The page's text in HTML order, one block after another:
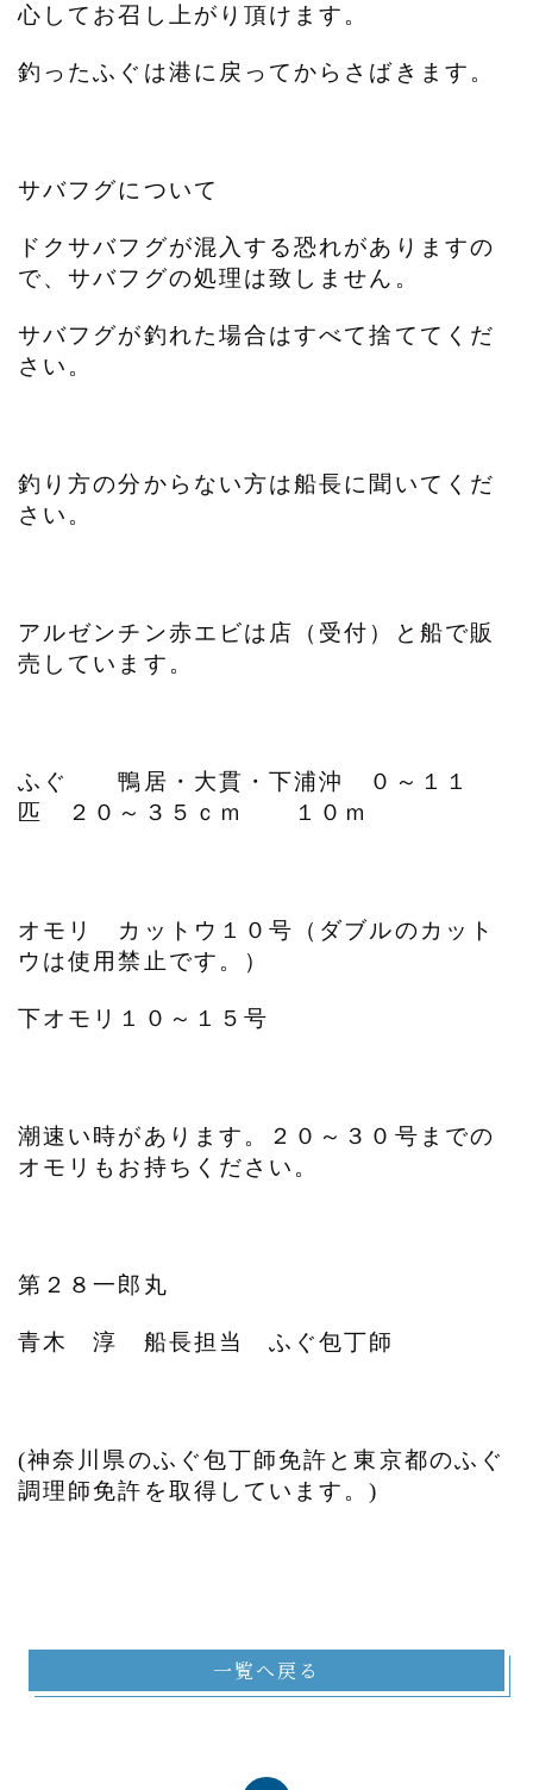
心してお召し上がり頂けます。
釣ったふぐは港に戻ってからさばきます。
サバフグについて
ドクサバフグが混入する恐れがありますの
で、サバフグの処理は致しません。
サバフグが釣れた場合はすべて捨ててくだ
さい。
釣り方の分からない方は船長に聞いてくだ
さい。
アルゼンチン赤エビは店（受付）と船で販
売しています。
ふぐ 鴨居・大貫・下浦沖 ０～１１
匹 ２０～３５ｃｍ １０ｍ
オモリ カットウ１０号（ダブルのカット
ウは使用禁止です。）
下オモリ１０～１５号
潮速い時があります。２０～３０号までの
オモリもお持ちください。
第２８一郎丸
青木 淳 船長担当 ふぐ包丁師
(神奈川県のふぐ包丁師免許と東京都のふぐ
調理師免許を取得しています。)
一覧へ戻る